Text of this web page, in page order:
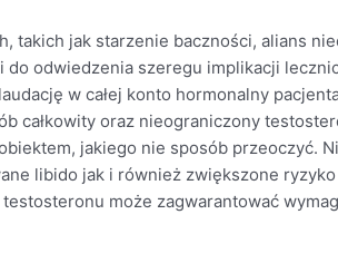
takich jak starzenie baczności, alians
odwiedzenia szeregu implikacji
w całej konto hormonalny
całkowity oraz nieograniczony
jakiego nie sposób przeoczyć.
libido jak i również zwiększone
może zagwarantować